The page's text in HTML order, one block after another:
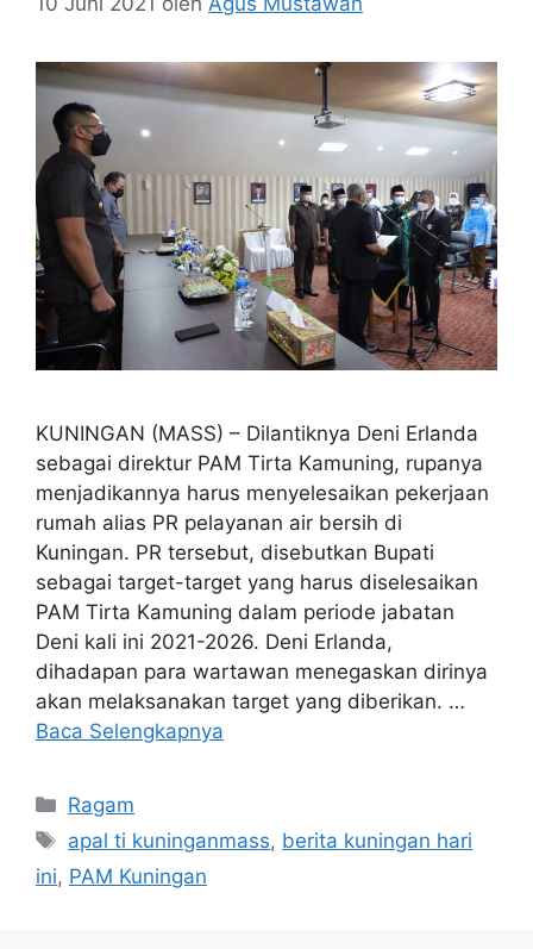
KUNINGAN (MASS) – Dilantiknya Deni Erlanda
sebagai direktur PAM Tirta Kamuning, rupanya
menjadikannya harus menyelesaikan pekerjaan
rumah alias PR pelayanan air bersih di
Kuningan. PR tersebut, disebutkan Bupati
sebagai target-target yang harus diselesaikan
PAM Tirta Kamuning dalam periode jabatan
Deni kali ini 2021-2026. Deni Erlanda,
dihadapan para wartawan menegaskan dirinya
akan melaksanakan target yang diberikan. …
Baca Selengkapnya
Kategori
Ragam
Tag
apal ti kuninganmass, berita kuningan hari
ini, PAM Kuningan